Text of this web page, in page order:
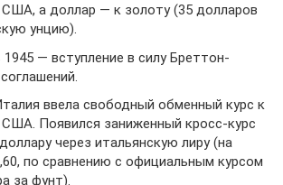
США, а доллар — к золоту (35 долларов
унцию).
— вступление в силу Бреттон-
ввела свободный обменный курс к
Появился заниженный кросс-курс
через итальянскую лиру (на
по сравнению с официальным курсом
за фунт).